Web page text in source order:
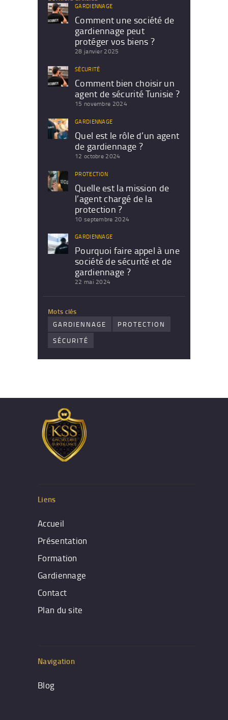
GARDIENNAGE
Comment une société de
gardiennage peut
protéger vos biens ?
28 janvier 2025
SÉCURITÉ
Comment bien choisir un
agent de sécurité Tunisie ?
15 novembre 2024
GARDIENNAGE
Quel est le rôle d’un agent
de gardiennage ?
12 octobre 2024
PROTECTION
Quelle est la mission de
l’agent chargé de la
protection ?
10 septembre 2024
GARDIENNAGE
Pourquoi faire appel à une
société de sécurité et de
gardiennage ?
22 mai 2024
Mots clés
GARDIENNAGE
PROTECTION
SÉCURITÉ
Liens
Accueil
Présentation
Formation
Gardiennage
Contact
Plan du site
Navigation
Blog